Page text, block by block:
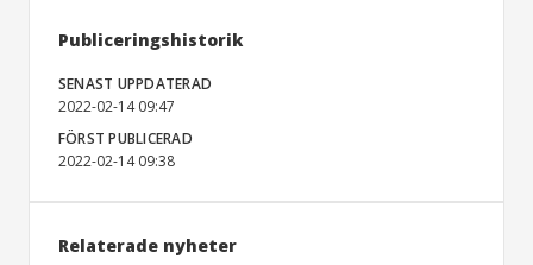
Publiceringshistorik
SENAST UPPDATERAD
2022-02-14 09:47
FÖRST PUBLICERAD
2022-02-14 09:38
Relaterade nyheter